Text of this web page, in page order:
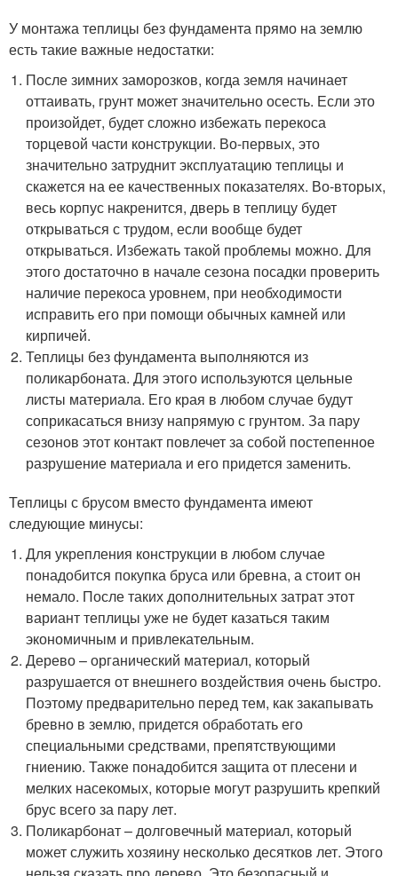
У монтажа теплицы без фундамента прямо на землю
есть такие важные недостатки:
После зимних заморозков, когда земля начинает
оттаивать, грунт может значительно осесть. Если это
произойдет, будет сложно избежать перекоса
торцевой части конструкции. Во-первых, это
значительно затруднит эксплуатацию теплицы и
скажется на ее качественных показателях. Во-вторых,
весь корпус накренится, дверь в теплицу будет
открываться с трудом, если вообще будет
открываться. Избежать такой проблемы можно. Для
этого достаточно в начале сезона посадки проверить
наличие перекоса уровнем, при необходимости
исправить его при помощи обычных камней или
кирпичей.
Теплицы без фундамента выполняются из
поликарбоната. Для этого используются цельные
листы материала. Его края в любом случае будут
соприкасаться внизу напрямую с грунтом. За пару
сезонов этот контакт повлечет за собой постепенное
разрушение материала и его придется заменить.
Теплицы с брусом вместо фундамента имеют
следующие минусы:
Для укрепления конструкции в любом случае
понадобится покупка бруса или бревна, а стоит он
немало. После таких дополнительных затрат этот
вариант теплицы уже не будет казаться таким
экономичным и привлекательным.
Дерево – органический материал, который
разрушается от внешнего воздействия очень быстро.
Поэтому предварительно перед тем, как закапывать
бревно в землю, придется обработать его
специальными средствами, препятствующими
гниению. Также понадобится защита от плесени и
мелких насекомых, которые могут разрушить крепкий
брус всего за пару лет.
Поликарбонат – долговечный материал, который
может служить хозяину несколько десятков лет. Этого